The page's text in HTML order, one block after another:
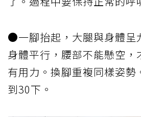
●一腳抬起，大腿與身體呈
身體平行，腰部不能懸空，
有用力。換腳重複同樣姿勢
到30下。